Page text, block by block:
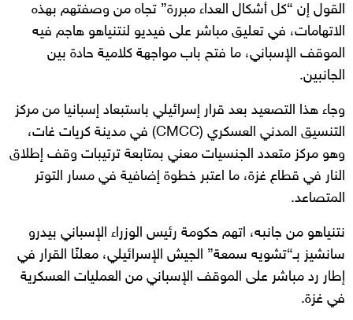
القول إن “كل أشكال العداء مبررة” تجاه من وصفتهم بهذه
الاتهامات، في تعليق مباشر على فيديو لنتنياهو هاجم فيه
الموقف الإسباني، ما فتح باب مواجهة كلامية حادة بين
الجانبين.
وجاء هذا التصعيد بعد قرار إسرائيلي باستبعاد إسبانيا من مركز
التنسيق المدني العسكري (CMCC) في مدينة كريات غات،
وهو مركز متعدد الجنسيات معني بمتابعة ترتيبات وقف إطلاق
النار في قطاع غزة، ما اعتبر خطوة إضافية في مسار التوتر
المتصاعد.
نتنياهو من جانبه، اتهم حكومة رئيس الوزراء الإسباني بيدرو
سانشيز بـ“تشويه سمعة” الجيش الإسرائيلي، معلنًا القرار في
إطار رد مباشر على الموقف الإسباني من العمليات العسكرية
في غزة.